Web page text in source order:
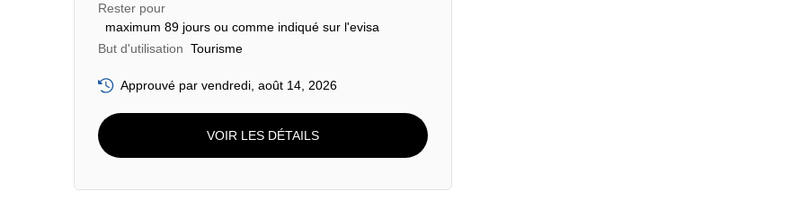
Rester pour
maximum 89 jours ou comme indiqué sur l'evisa
But d'utilisation Tourisme
Approuvé par vendredi, août 14, 2026
VOIR LES DÉTAILS